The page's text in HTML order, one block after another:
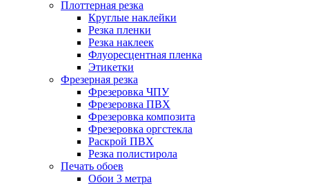
Плоттерная резка
Круглые наклейки
Резка пленки
Резка наклеек
Флуоресцентная пленка
Этикетки
Фрезерная резка
Фрезеровка ЧПУ
Фрезеровка ПВХ
Фрезеровка композита
Фрезеровка оргстекла
Раскрой ПВХ
Резка полистирола
Печать обоев
Обои 3 метра